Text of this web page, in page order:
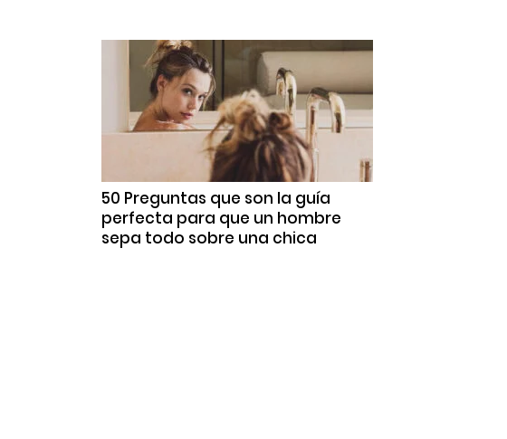
50 Preguntas que son la guía
perfecta para que un hombre
sepa todo sobre una chica